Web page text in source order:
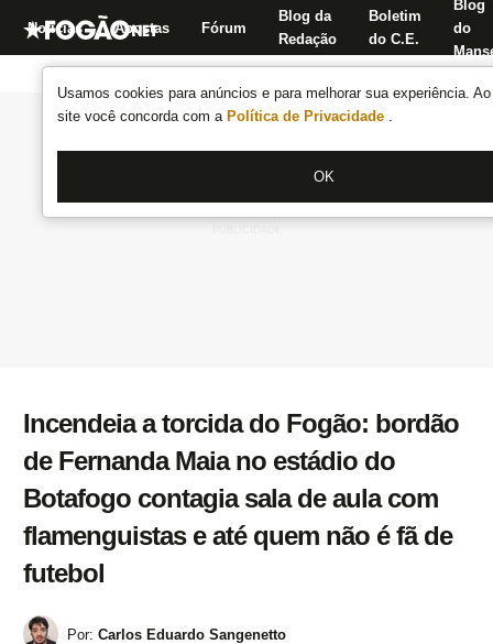
Usamos cookies para anúncios e para melhorar sua experiência.
site você concorda com a Política de Privacidade .
OK
Notícias Apostas Fórum
Blog da
Redação
Boletim
do C.E.
Blog
do
Incendeia a torcida do Fogão: bordão
de Fernanda Maia no estádio do
Botafogo contagia sala de aula com
flamenguistas e até quem não é fã de
futebol
Por: Carlos Eduardo Sangenetto